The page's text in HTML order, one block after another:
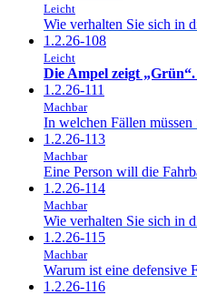
Leicht
Wie verhalten Sie sich in
1.2.26-108
Leicht
Die Ampel zeigt
1.2.26-111
Machbar
In welchen Fällen
1.2.26-113
Machbar
Eine Person will die
1.2.26-114
Machbar
Wie verhalten Sie sich in
1.2.26-115
Machbar
Warum ist eine defensive
1.2.26-116